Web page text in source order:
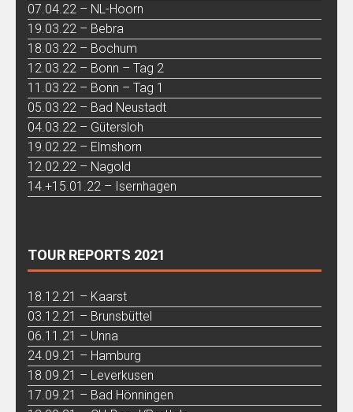
07.04.22 – NL-Hoorn
19.03.22 – Bebra
18.03.22 – Bochum
12.03.22 – Bonn – Tag 2
11.03.22 – Bonn – Tag 1
05.03.22 – Bad Neustadt
04.03.22 – Gütersloh
19.02.22 – Elmshorn
12.02.22 – Nagold
14.+15.01.22 – Isernhagen
TOUR REPORTS 2021
18.12.21 – Kaarst
03.12.21 – Brunsbüttel
06.11.21 – Unna
24.09.21 – Hamburg
18.09.21 – Leverkusen
17.09.21 – Bad Hönningen